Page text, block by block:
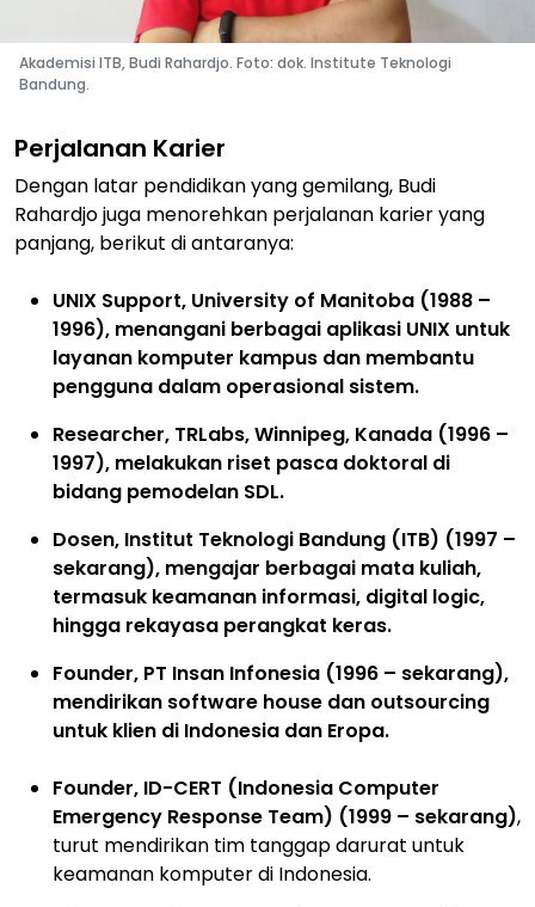
Akademisi ITB, Budi Rahardjo. Foto: dok. Institute Teknologi
Bandung.
Perjalanan Karier
Dengan latar pendidikan yang gemilang, Budi
Rahardjo juga menorehkan perjalanan karier yang
panjang, berikut di antaranya:
UNIX Support, University of Manitoba (1988 –
1996), menangani berbagai aplikasi UNIX untuk
layanan komputer kampus dan membantu
pengguna dalam operasional sistem.
Researcher, TRLabs, Winnipeg, Kanada (1996 –
1997), melakukan riset pasca doktoral di
bidang pemodelan SDL.
Dosen, Institut Teknologi Bandung (ITB) (1997 –
sekarang), mengajar berbagai mata kuliah,
termasuk keamanan informasi, digital logic,
hingga rekayasa perangkat keras.
Founder, PT Insan Infonesia (1996 – sekarang),
mendirikan software house dan outsourcing
untuk klien di Indonesia dan Eropa.
Founder, ID-CERT (Indonesia Computer
Emergency Response Team) (1999 – sekarang),
turut mendirikan tim tanggap darurat untuk
keamanan komputer di Indonesia.